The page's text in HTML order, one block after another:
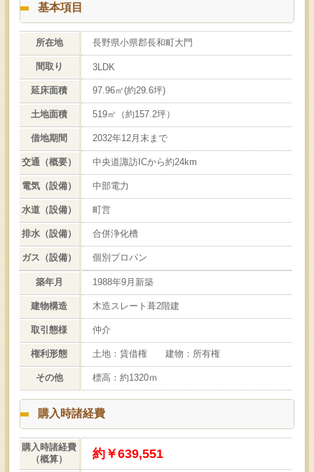
基本項目
所在地 長野県小県郡長和町大門
間取り 3LDK
延床面積 97.96㎡(約29.6坪)
土地面積 519㎡（約157.2坪）
借地期間 2032年12月末まで
交通（概要） 中央道諏訪ICから約24km
電気（設備） 中部電力
水道（設備） 町営
排水（設備） 合併浄化槽
ガス（設備） 個別プロパン
築年月 1988年9月新築
建物構造 木造スレート葺2階建
取引態様 仲介
権利形態 土地：賃借権 建物：所有権
その他 標高：約1320ｍ
購入時諸経費
購入時諸経費
（概算）
約￥639,551